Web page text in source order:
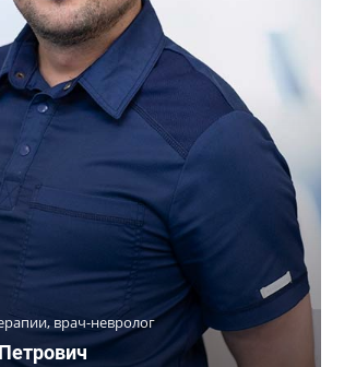
врач-невролог